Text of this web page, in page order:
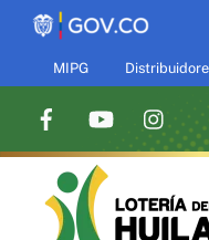
Skip
contentMIPG